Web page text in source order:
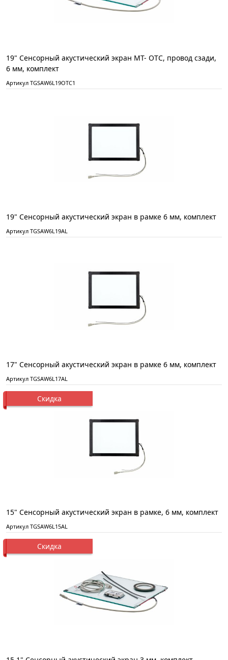
19" Сенсорный акустический экран MT- ОТС, провод сзади,
6 мм, комплект
Артикул TGSAW6L19OTC1
19" Сенсорный акустический экран в рамке 6 мм, комплект
Артикул TGSAW6L19AL
17" Сенсорный акустический экран в рамке 6 мм, комплект
Артикул TGSAW6L17AL
Скидка
15" Сенсорный акустический экран в рамке, 6 мм, комплект
Артикул TGSAW6L15AL
Скидка